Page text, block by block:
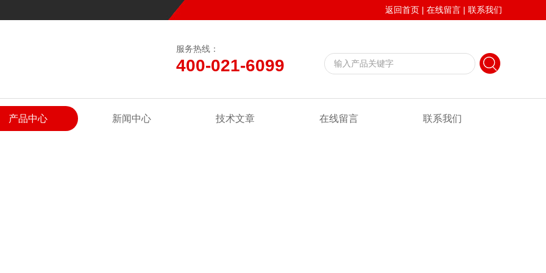
返回首页 | 在线留言 | 联系我们
服务热线：
400-021-6099
产品中心 新闻中心 技术文章 在线留言 联系我们